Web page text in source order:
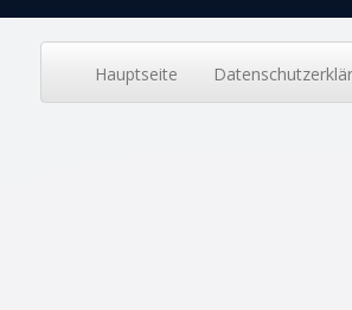
Hauptseite